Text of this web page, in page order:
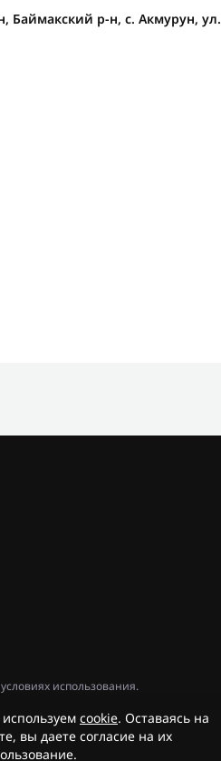
Баймакский р-н, с. Акмурун, ул.
использования.
cookie. Оставаясь на
вы даете согласие на их